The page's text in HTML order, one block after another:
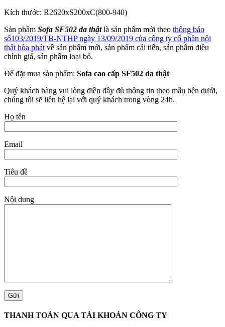
Kích thước: R2620xS200xC(800-940)
Sản phầm Sofa SF502 da thậtlà sản phẩm mới theo thông báo
số103/2019/TB-NTHP ngày 13/09/2019 của công ty cổ phần nội
thất hòa phát về sản phẩm mới, sản phẩm cải tiến, sản phẩm điều
chỉnh giá, sản phẩm loại bỏ.
Để đặt mua sản phẩm: Sofa cao cấp SF502 da thật
Quý khách hàng vui lòng điền đầy đủ thông tin theo mẫu bên dưới,
chúng tôi sẽ liên hệ lại với quý khách trong vòng 24h.
Họ tên
Email
Tiêu đề
Nội dung
THANH TOÁN QUA TÀI KHOẢN CÔNG TY